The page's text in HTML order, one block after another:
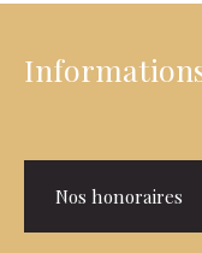
Nos honoraires